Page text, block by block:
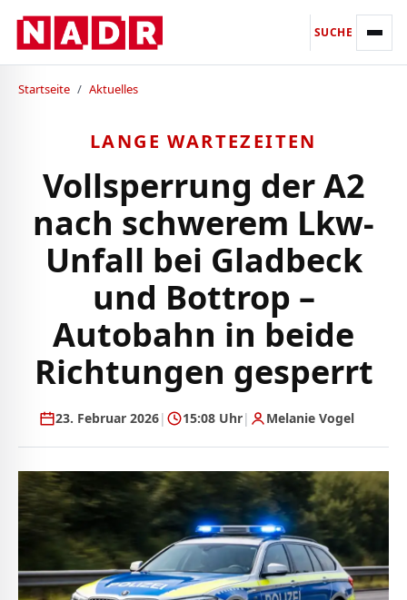
SUCHE
Startseite / Aktuelles
LANGE WARTEZEITEN
Vollsperrung der A2
nach schwerem Lkw-
Unfall bei Gladbeck
und Bottrop –
Autobahn in beide
Richtungen gesperrt
23. Februar 2026| 15:08 Uhr| Melanie Vogel